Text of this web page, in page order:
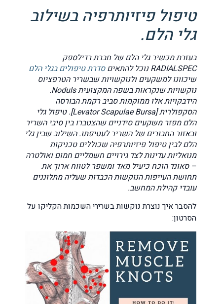
טיפול פיזיותרפיה בשילוב
גלי הלם.
בעזרת מכשיר גלי הלם של חברת רדילספק
RADIALSPEC נוכל להתאים
סדרת טיפולים בגלי הלם
שיכוונו למשקעים ולנוקשויות שבשריר הטרפציוס
נוקשויות שנקראות בשפה המקצועית Noduls.
הידבקויות אלו ממוקמות סביב רקמת הבורסה
הסקפולרית [Levator Scapulae Bursa]. טיפול גלי
הלם מפזר משקעים סידניים שהצטברו בין סיבי השריר
ובאזור החבורים של השריר לעטיפתו. השילוב שבין גלי
הלם לבין טיפול פיזיותרפיה שכוללים טכניקות
מנואליות עדינות לצד גירויים חשמליים חמום ואולטרה
– סאונד הוכח כיעיל מאד ומשפר לטווח ארוך את
תחושת העייפות הנוקשות הכבדות שעליה מתלוננים
עובדי קהילת המחשב.
להסבר איך נוצרת נוקשות בשרירי השכמות הקליקו על
הסרטון: